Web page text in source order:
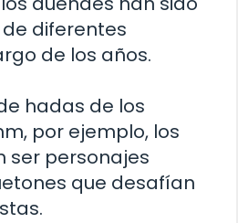
diferentes
de los años.
hadas de los
por ejemplo, los
ser personajes
que desafían